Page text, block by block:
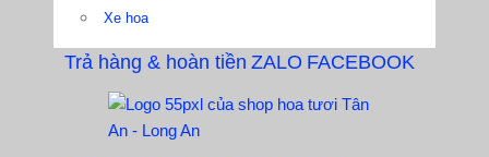
Xe hoa
Trả hàng & hoàn tiền ZALO FACEBOOK